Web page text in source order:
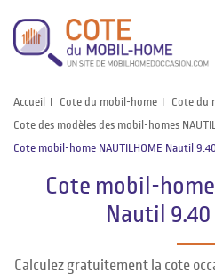
Accueil Cote du mobil-home
Cote du
Cote des modèles des mobil-homes
Cote mobil-home NAUTILHOME Nautil
Cote mobil-
Nautil 9.40
Calculez gratuitement la cote